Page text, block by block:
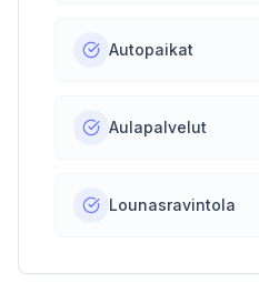
Autopaikat
Aulapalvelut
Lounasravintola